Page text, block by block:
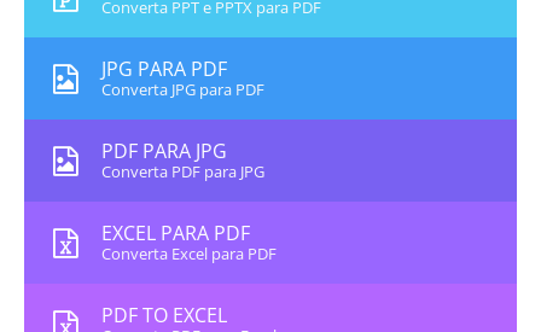
Converta PPT e PPTX para PDF
JPG PARA PDF
Converta JPG para PDF
PDF PARA JPG
Converta PDF para JPG
EXCEL PARA PDF
Converta Excel para PDF
PDF TO EXCEL